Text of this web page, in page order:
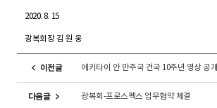
2020. 8. 15
광복회장 김 원 웅
이전글 에키타이 안 만주국 건국 10주년 영상 공개
다음글 광복회-프로스펙스 업무협약 체결